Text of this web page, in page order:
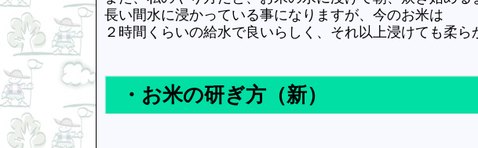
長い間水に浸かっている事になりますが、今のお米は
２時間くらいの給水で良いらしく、それ以上浸けても柔ら
・お米の研ぎ方（新）